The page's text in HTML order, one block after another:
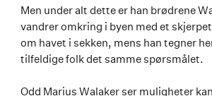
Men under alt dette er han brødrene
vandrer omkring i byen med et
om havet i sekken, mens han tegner
tilfeldige folk det samme spørsmålet.
Odd Marius Walaker ser muligheter